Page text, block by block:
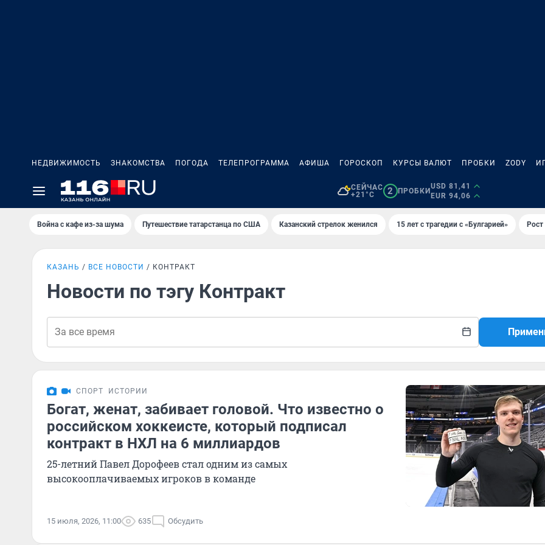
НЕДВИЖИМОСТЬ ЗНАКОМСТВА ПОГОДА ТЕЛЕПРОГРАММА АФИША ГОРОСКОП КУРСЫ ВАЛЮТ ПРОБКИ ZODY
СЕЙЧАС
+21°C
2 ПРОБКИ
USD 81,41
EUR 94,06
Война с кафе из-за шума Путешествие татарстанца по США Казанский стрелок женился 15 лет с трагедии с «Булгарией»
КАЗАНЬ ВСЕ НОВОСТИ КОНТРАКТ
Новости по тэгу Контракт
СПОРТ ИСТОРИИ
Богат, женат, забивает головой. Что известно о
российском хоккеисте, который подписал
контракт в НХЛ на 6 миллиардов
25-летний Павел Дорофеев стал одним из самых
высокооплачиваемых игроков в команде
15 июля, 2026, 11:00 635 Обсудить